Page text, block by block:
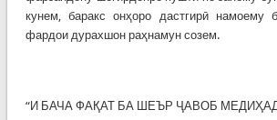
кунем, баракс онҳоро дастгирӣ намоему
фардои дурахшон раҳнамун созем.
“И БАЧА ФАҚАТ БА ШЕЪР ҶАВОБ